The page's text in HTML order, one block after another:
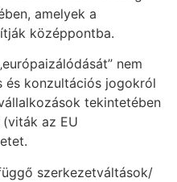
amelyek a
középpontba.
nem
és konzultációs jogokról
tekintetében
az EU
szerkezetváltások/